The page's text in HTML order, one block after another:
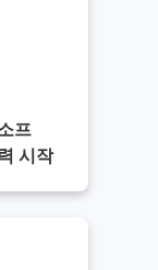
프
시작